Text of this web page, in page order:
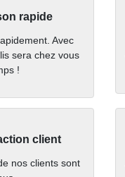
rapide
Avec
sera chez vous
!
client
nos clients sont